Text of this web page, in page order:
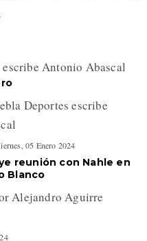
Antonio Abascal
Deportes escribe
05 Enero 2024
reunión con Nahle en
Blanco
Alejandro Aguirre